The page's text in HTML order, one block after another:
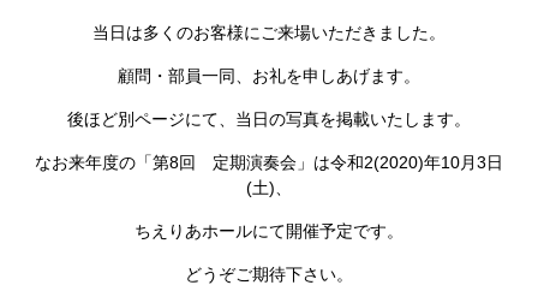
当日は多くのお客様にご来場いただきました。
顧問・部員一同、お礼を申しあげます。
後ほど別ページにて、当日の写真を掲載いたします。
なお来年度の「第8回 定期演奏会」は令和2(2020)年10月3日
(土)、
ちえりあホールにて開催予定です。
どうぞご期待下さい。